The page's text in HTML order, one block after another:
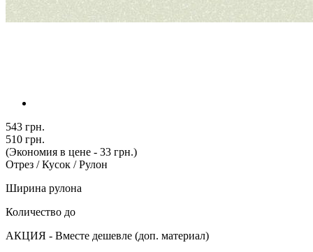
543 грн.
510 грн.
(Экономия в цене - 33 грн.)
Отрез / Кусок / Рулон
Ширина рулона
Количество до
АКЦИЯ - Вместе дешевле (доп. материал)